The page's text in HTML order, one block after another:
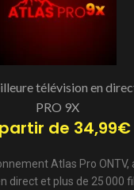
télévision en
PRO 9X
de 34,99€
Atlas Pro ONTV,
direct et plus de 25 000